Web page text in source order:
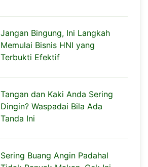
Jangan Bingung, Ini Langkah
Memulai Bisnis HNI yang
Terbukti Efektif
Tangan dan Kaki Anda Sering
Dingin? Waspadai Bila Ada
Tanda Ini
Sering Buang Angin Padahal